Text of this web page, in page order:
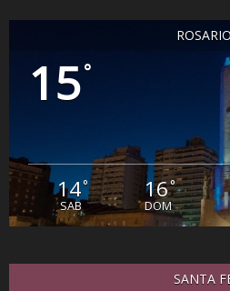
ROSARIO
15°
14°
SAB
16°
DOM
SANTA